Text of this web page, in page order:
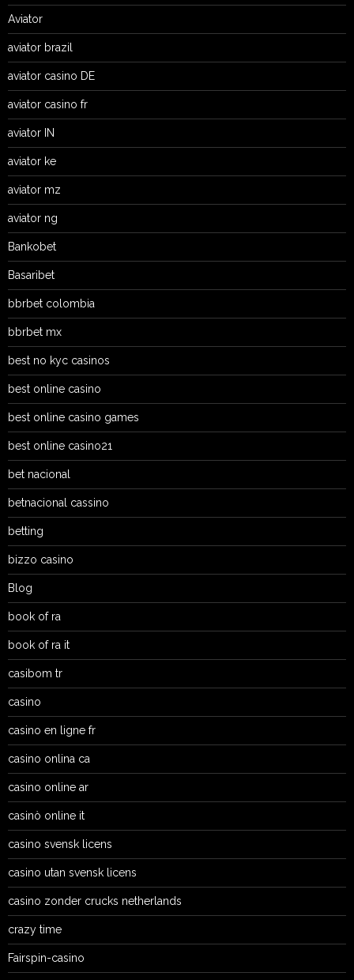
Aviator
aviator brazil
aviator casino DE
aviator casino fr
aviator IN
aviator ke
aviator mz
aviator ng
Bankobet
Basaribet
bbrbet colombia
bbrbet mx
best no kyc casinos
best online casino
best online casino games
best online casino21
bet nacional
betnacional cassino
betting
bizzo casino
Blog
book of ra
book of ra it
casibom tr
casino
casino en ligne fr
casino onlina ca
casino online ar
casinò online it
casino svensk licens
casino utan svensk licens
casino zonder crucks netherlands
crazy time
Fairspin-casino